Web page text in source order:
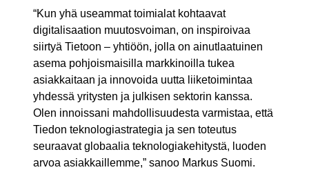
“Kun yhä useammat toimialat kohtaavat
digitalisaation muutosvoiman, on inspiroivaa
siirtyä Tietoon – yhtiöön, jolla on ainutlaatuinen
asema pohjoismaisilla markkinoilla tukea
asiakkaitaan ja innovoida uutta liiketoimintaa
yhdessä yritysten ja julkisen sektorin kanssa.
Olen innoissani mahdollisuudesta varmistaa, että
Tiedon teknologiastrategia ja sen toteutus
seuraavat globaalia teknologiakehitystä, luoden
arvoa asiakkaillemme,” sanoo Markus Suomi.